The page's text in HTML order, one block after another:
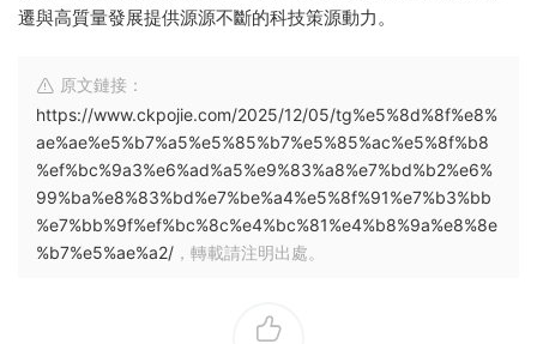
遷與高質量發展提供源源不斷的科技策源動力。
原文鏈接：
https://www.ckpojie.com/2025/12/05/tg%e5%8d%8f%e8%
ae%ae%e5%b7%a5%e5%85%b7%e5%85%ac%e5%8f%b8
%ef%bc%9a3%e6%ad%a5%e9%83%a8%e7%bd%b2%e6%
99%ba%e8%83%bd%e7%be%a4%e5%8f%91%e7%b3%bb
%e7%bb%9f%ef%bc%8c%e4%bc%81%e4%b8%9a%e8%8e
%b7%e5%ae%a2/ ，轉載請注明出處。